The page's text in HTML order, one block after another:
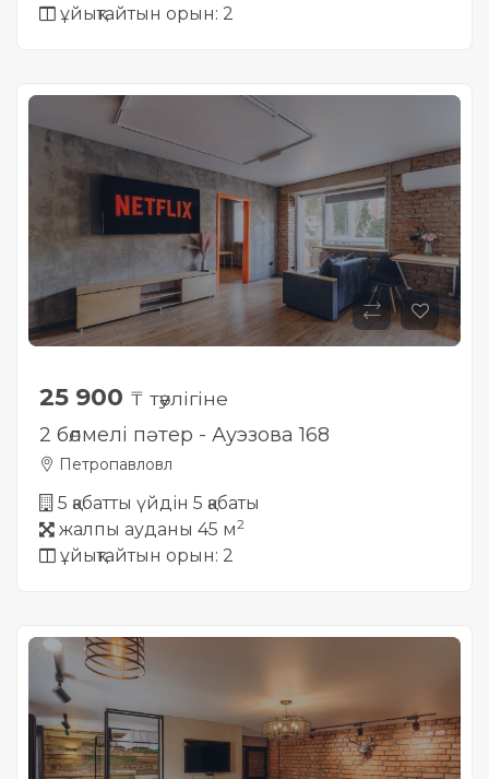
ұйықтайтын орын: 2
25 900 ₸ тәулігіне
2 бөлмелі пәтер - Ауэзова 168
Петропавловл
5 қабатты үйдін 5 қабаты
жалпы ауданы 45 м2
ұйықтайтын орын: 2